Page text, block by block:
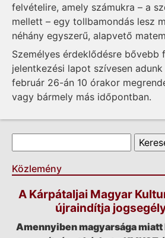
felvételire, amely számukra – a
mellett – egy tollbamondás lesz
néhány egyszerű, alapvető
Személyes érdeklődésre bővebb
jelentkezési lapot szívesen
február 26-án 10 órakor
vagy bármely más időpontban.
Keresés űrlap
Közlemény
A Kárpátaljai Magyar
újraindítja
Amennyiben magyarsága